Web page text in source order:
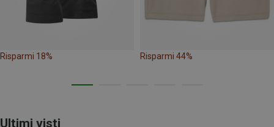
Risparmi 18% Risparmi 44%
Ultimi visti